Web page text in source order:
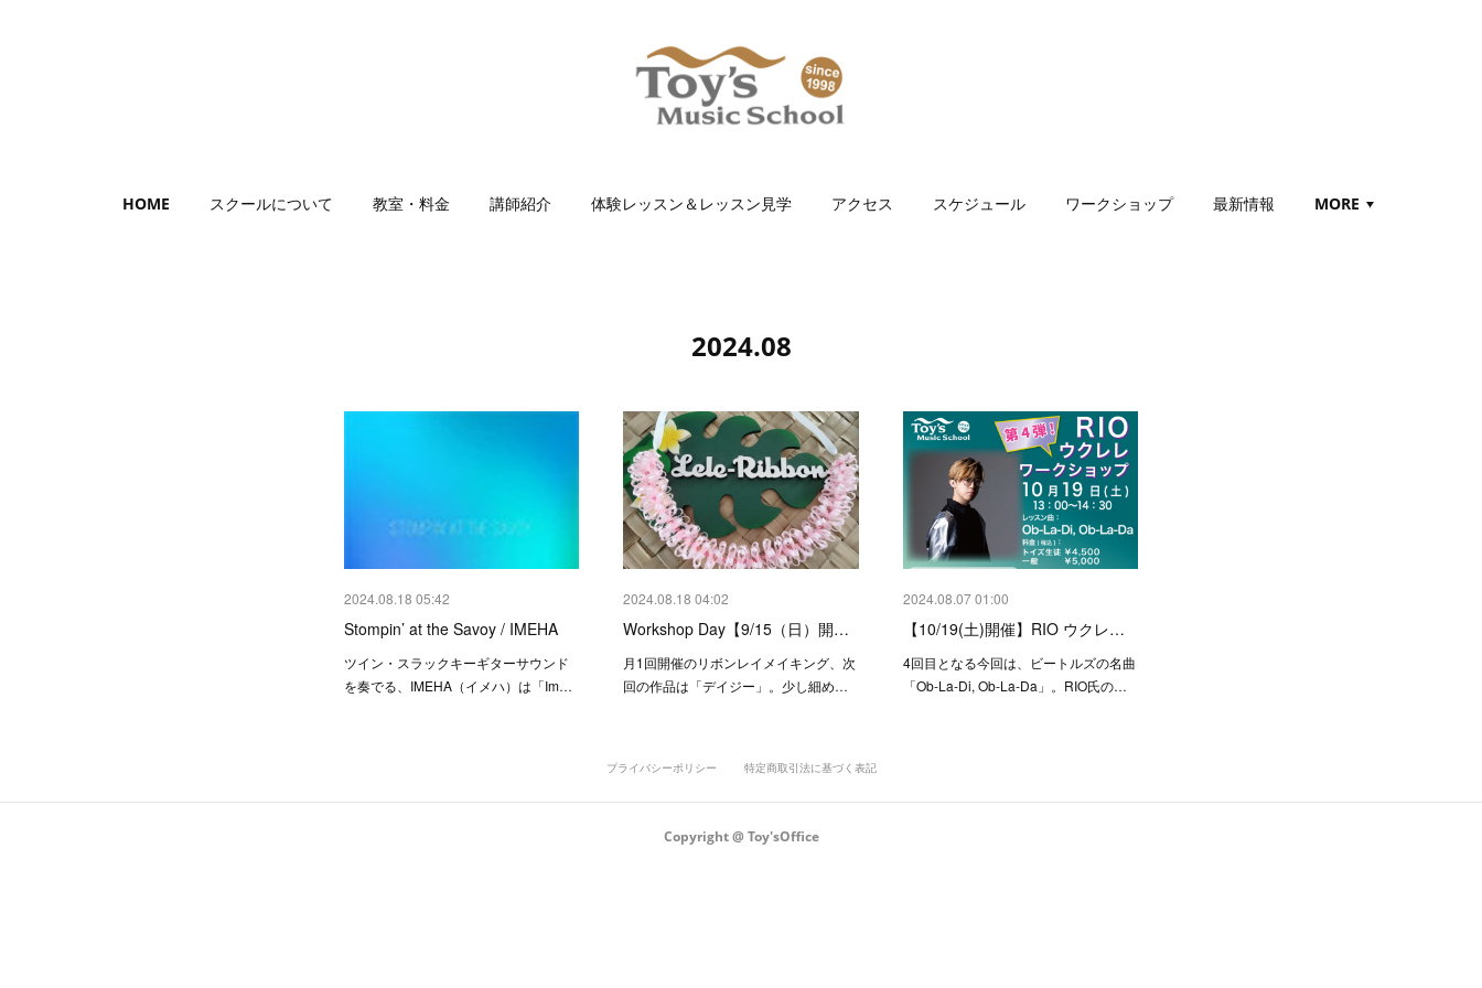
HOME スクールについて 教室・料金 講師紹介 体験レッスン＆レッスン見学 アクセス スケジュール ワークショップ 最新情報 MORE
2024.08
2024.08.18 05:42
Stompin’ at the Savoy / IMEHA
ツイン・スラックキーギターサウンド
を奏でる、IMEHA（イメハ）は「Im…
2024.08.18 04:02
Workshop Day【9/15（日）開…
月1回開催のリボンレイメイキング、次
回の作品は「デイジー」。少し細め…
2024.08.07 01:00
【10/19(土)開催】RIO ウクレ…
4回目となる今回は、ビートルズの名曲
「Ob-La-Di, Ob-La-Da」。RIO氏の…
プライバシーポリシー 特定商取引法に基づく表記
Copyright @ Toy'sOffice